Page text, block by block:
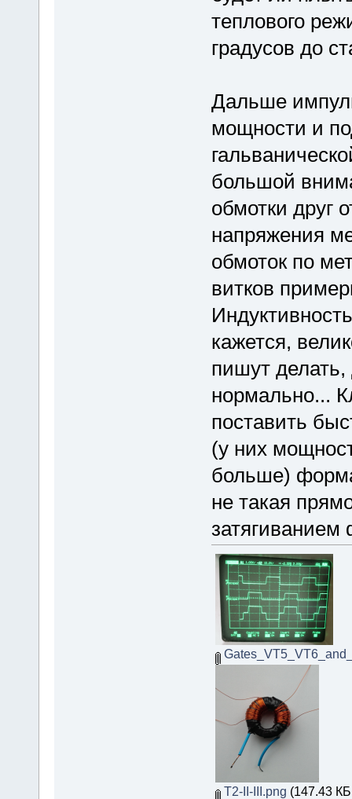
теплового
градусов до
Дальше
мощности и
большой
обмотки друг
напряжения
обмоток по
витков
кажется,
пишут делать,
нормально...
поставить
(у них
больше)
не такая
затягиванием
T2-II-III.png (147.43